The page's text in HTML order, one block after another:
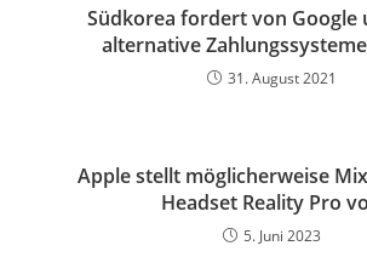
Südkorea fordert von Google
alternative
31. August 2021
Apple stellt möglicherweise
Headset Reality Pro
5. Juni 2023